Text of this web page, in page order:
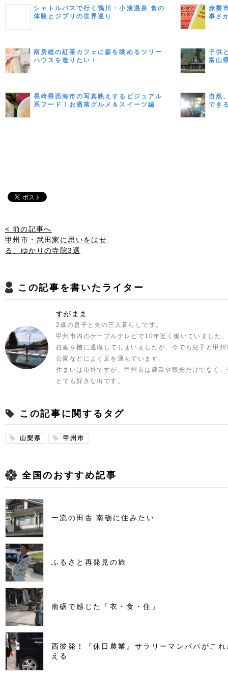
シャトルバスで行く鴨川・小湊温泉 食の
体験とジブリの世界巡り
赤磐
事さ
南房総の紅茶カフェに森を眺めるツリー
ハウスを造りたい！
子供
富山
長崎県西海市の写真映えするビジュアル
系フード！お洒落グルメ＆スイーツ編
自然
でき
< 前の記事へ
甲州市・武田家に思いをはせ
る、ゆかりの寺院3選
この記事を書いたライター
すがまま
2歳の息子と夫の三人暮らしです。
甲州市内のケーブルテレビで10年近く働いていました。
妊娠を機に退職してしまいましたが、今でも息子と甲
公園などによく足を運んでいます。
住まいは市外ですが、甲州市は農業や観光だけでなく
とても好きな街です。
この記事に関するタグ
山梨県 甲州市
全国のおすすめ記事
一流の田舎 南砺に住みたい
ふるさと再発見の旅
南砺で感じた「衣・食・住」
西彼発！『休日農業』サラリーマンパパがこ
える